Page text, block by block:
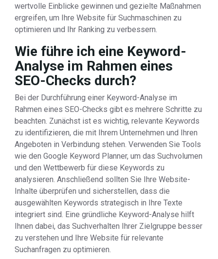
wertvolle Einblicke gewinnen und gezielte Maßnahmen
ergreifen, um Ihre Website für Suchmaschinen zu
optimieren und Ihr Ranking zu verbessern.
Wie führe ich eine Keyword-
Analyse im Rahmen eines
SEO-Checks durch?
Bei der Durchführung einer Keyword-Analyse im
Rahmen eines SEO-Checks gibt es mehrere Schritte zu
beachten. Zunächst ist es wichtig, relevante Keywords
zu identifizieren, die mit Ihrem Unternehmen und Ihren
Angeboten in Verbindung stehen. Verwenden Sie Tools
wie den Google Keyword Planner, um das Suchvolumen
und den Wettbewerb für diese Keywords zu
analysieren. Anschließend sollten Sie Ihre Website-
Inhalte überprüfen und sicherstellen, dass die
ausgewählten Keywords strategisch in Ihre Texte
integriert sind. Eine gründliche Keyword-Analyse hilft
Ihnen dabei, das Suchverhalten Ihrer Zielgruppe besser
zu verstehen und Ihre Website für relevante
Suchanfragen zu optimieren.